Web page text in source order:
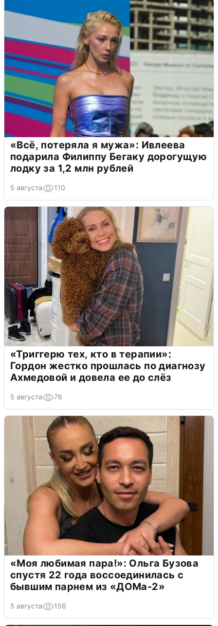
«Всё, потеряла я мужа»: Ивлеева
подарила Филиппу Бегаку дорогущую
лодку за 1,2 млн рублей
5 августа 110
«Триггерю тех, кто в терапии»:
Гордон жестко прошлась по диагнозу
Ахмедовой и довела ее до слёз
5 августа 76
«Моя любимая пара!»: Ольга Бузова
спустя 22 года воссоединилась с
бывшим парнем из «ДОМа-2»
5 августа 156